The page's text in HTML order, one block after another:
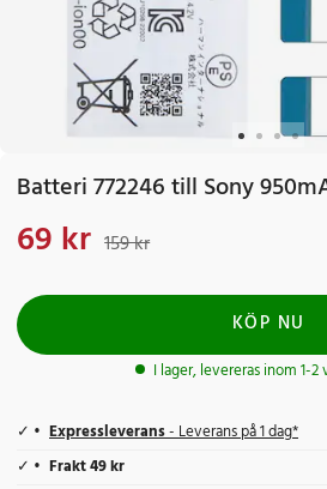
Batteri 772246 till Sony
Nuvarande pris
69 kr 159 kr
KÖP NU
I lager, levereras inom 1-2
Expressleverans- Leverans på 1 dag*
Frakt 49 kr